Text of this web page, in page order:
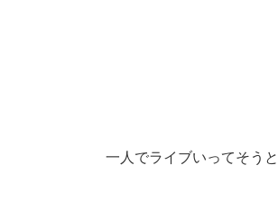
一人でライブいってそう